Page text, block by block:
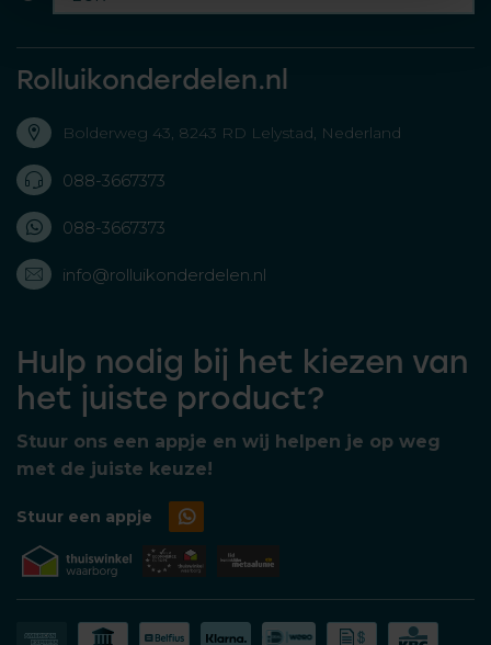
Rolluikonderdelen.nl
Bolderweg 43, 8243 RD Lelystad, Nederland
088-3667373
088-3667373
info@rolluikonderdelen.nl
Hulp nodig bij het kiezen van
het juiste product?
Stuur ons een appje en wij helpen je op weg
met de juiste keuze!
Stuur een appje